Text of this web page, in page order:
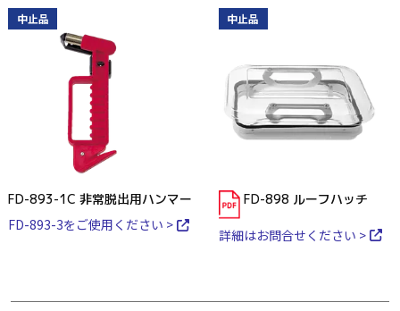
中止品
FD-893-1C 非常脱出用ハンマー
FD-893-3をご使用ください >
中止品
FD-898 ルーフハッチ
詳細はお問合せください >